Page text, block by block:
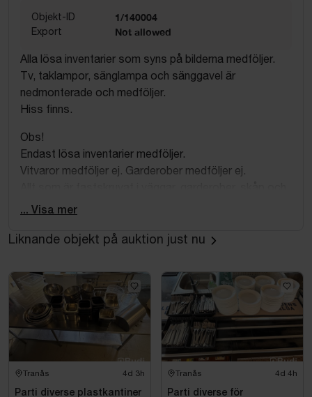
Objekt-ID 1/140004
Export Not allowed
Alla lösa inventarier som syns på bilderna medföljer.
Tv, taklampor, sänglampa och sänggavel är
nedmonterade och medföljer.
Hiss finns.
Obs!
Endast lösa inventarier medföljer.
Vitvaror medföljer ej. Garderober medföljer ej.
lådor medföljer ej.
Köparen ansvarar för att samtliga inventarier tas bort.
Vid kvarlämnande av objekt kommer en
Nedan följer info om mått på de större möblerna:
Mått matbord:
Höjd: ca
Bredd: ca
... Visa mer
Liknande objekt på auktion just nu
Tranås 4d 3h
Parti diverse plastkantiner
Tranås 4d 4h
Parti diverse för